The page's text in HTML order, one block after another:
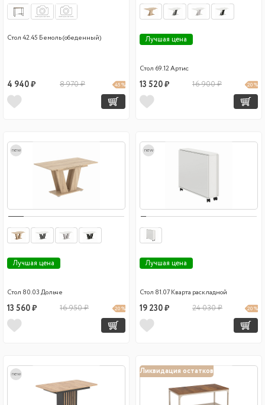
Стол 42.45 Бемоль (обеденный)
4 940 ₽ 8 970 ₽ 45 %
Лучшая цена
Стол 69.12 Артис
13 520 ₽ 16 900 ₽ 20 %
new
Лучшая цена
Стол 80.03 Дольче
13 560 ₽ 16 950 ₽ 20 %
new
Лучшая цена
Стол 81.07 Кварта раскладной
19 230 ₽ 24 030 ₽ 20 %
new Ликвидация остатков